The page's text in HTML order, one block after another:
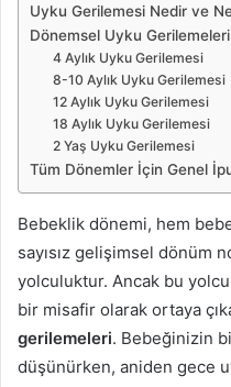
m
e
k
Uyku Gerilemesi Nedir ve
Dönemsel Uyku
4 Aylık Uyku Gerilemesi
8-10 Aylık Uyku Gerilemesi
12 Aylık Uyku Gerilemesi
18 Aylık Uyku Gerilemesi
2 Yaş Uyku Gerilemesi
Tüm Dönemler İçin Genel
Bebeklik dönemi, hem
sayısız gelişimsel dönüm
yolculuktur. Ancak bu
bir misafir olarak ortaya
gerilemeleri. Bebeğinizin
düşünürken, aniden gece